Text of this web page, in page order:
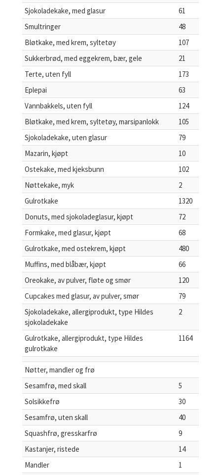
Sjokoladekake, med glasur
61
Smultringer
48
Bløtkake, med krem, syltetøy
107
Sukkerbrød, med eggekrem, bær, gele
21
Terte, uten fyll
173
Eplepai
63
Vannbakkels, uten fyll
124
Bløtkake, med krem, syltetøy, marsipanlokk
105
Sjokoladekake, uten glasur
79
Mazarin, kjøpt
10
Ostekake, med kjeksbunn
102
Nøttekake, myk
2
Gulrotkake
1320
Donuts, med sjokoladeglasur, kjøpt
72
Formkake, med glasur, kjøpt
68
Gulrotkake, med ostekrem, kjøpt
480
Muffins, med blåbær, kjøpt
66
Oreokake, av pulver, fløte og smør
120
Cupcakes med glasur, av pulver, smør
79
Sjokoladekake, allergiprodukt, type Hildes
sjokoladekake
2
Gulrotkake, allergiprodukt, type Hildes
gulrotkake
1164
Nøtter, mandler og frø
Sesamfrø, med skall
5
Solsikkefrø
30
Sesamfrø, uten skall
40
Squashfrø, gresskarfrø
9
Kastanjer, ristede
14
Mandler
1